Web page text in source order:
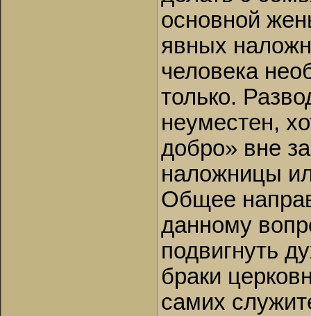
основной
явных
человека
только.
неуместен,
добро» вне
наложницы
Общее
данному
подвигнуть
браки
самих